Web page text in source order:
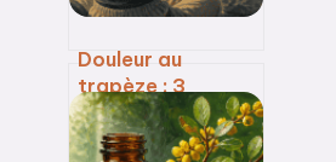
Douleur au
trapèze : 3
blocages
émotionnels qui